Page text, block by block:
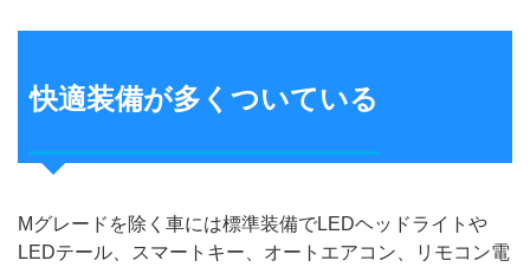
快適装備が多くついている
Mグレードを除く車には標準装備でLEDヘッドライトや
LEDテール、スマートキー、オートエアコン、リモコン電